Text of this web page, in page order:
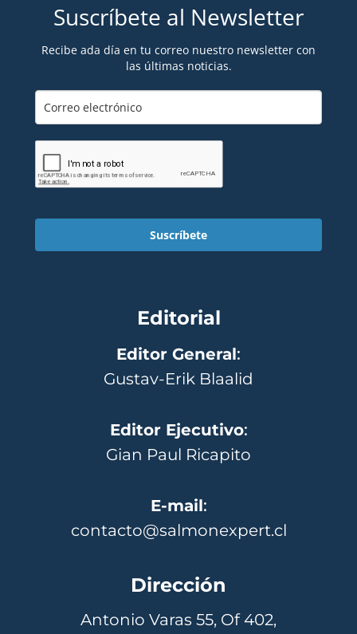
Suscríbete al Newsletter
Recibe ada día en tu correo nuestro newsletter con
las últimas noticias.
Suscríbete
Editorial
Editor General:
Gustav-Erik Blaalid
Editor Ejecutivo:
Gian Paul Ricapito
E-mail:
contacto@salmonexpert.cl
Dirección
Antonio Varas 55, Of 402,